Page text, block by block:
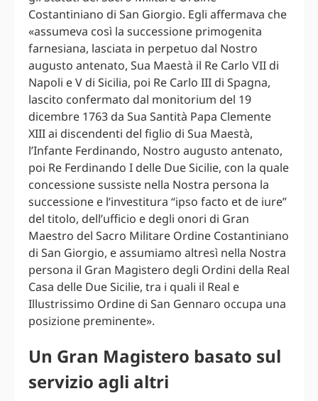
Costantiniano di San Giorgio. Egli affermava che
«assumeva così la successione primogenita
farnesiana, lasciata in perpetuo dal Nostro
augusto antenato, Sua Maestà il Re Carlo VII di
Napoli e V di Sicilia, poi Re Carlo III di Spagna,
lascito confermato dal monitorium del 19
dicembre 1763 da Sua Santità Papa Clemente
XIII ai discendenti del figlio di Sua Maestà,
l’Infante Ferdinando, Nostro augusto antenato,
poi Re Ferdinando I delle Due Sicilie, con la quale
concessione sussiste nella Nostra persona la
successione e l’investitura “ipso facto et de iure”
del titolo, dell’ufficio e degli onori di Gran
Maestro del Sacro Militare Ordine Costantiniano
di San Giorgio, e assumiamo altresì nella Nostra
persona il Gran Magistero degli Ordini della Real
Casa delle Due Sicilie, tra i quali il Real e
Illustrissimo Ordine di San Gennaro occupa una
posizione preminente».
Un Gran Magistero basato sul
servizio agli altri